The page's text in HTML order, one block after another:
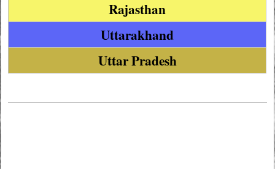
Rajasthan
Uttarakhand
Uttar Pradesh